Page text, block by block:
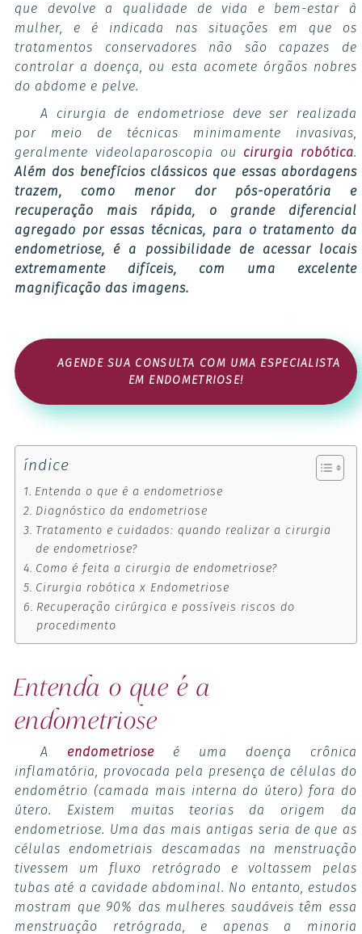
que devolve a qualidade de vida e bem-estar à
mulher, e é indicada nas situações em que os
tratamentos conservadores não são capazes de
controlar a doença, ou esta acomete órgãos nobres
do abdome e pelve.
A cirurgia de endometriose deve ser realizada
por meio de técnicas minimamente invasivas,
geralmente videolaparoscopia ou cirurgia robótica.
Além dos benefícios clássicos que essas abordagens
trazem, como menor dor pós-operatória e
recuperação mais rápida, o grande diferencial
agregado por essas técnicas, para o tratamento da
endometriose, é a possibilidade de acessar locais
extremamente difíceis, com uma excelente
magnificação das imagens.
AGENDE SUA CONSULTA COM UMA ESPECIALISTA
EM ENDOMETRIOSE!
índice
Entenda o que é a endometriose
Diagnóstico da endometriose
Tratamento e cuidados: quando realizar a cirurgia
de endometriose?
Como é feita a cirurgia de endometriose?
Cirurgia robótica x Endometriose
Recuperação cirúrgica e possíveis riscos do
procedimento
Entenda o que é a
endometriose
A endometrioseé uma doença crônica
inflamatória, provocada pela presença de células do
endométrio (camada mais interna do útero) fora do
útero. Existem muitas teorias da origem da
endometriose. Uma das mais antigas seria de que as
células endometriais descamadas na menstruação
tivessem um fluxo retrógrado e voltassem pelas
tubas até a cavidade abdominal. No entanto, estudos
mostram que 90% das mulheres saudáveis têm essa
menstruação retrógrada, e apenas a minoria